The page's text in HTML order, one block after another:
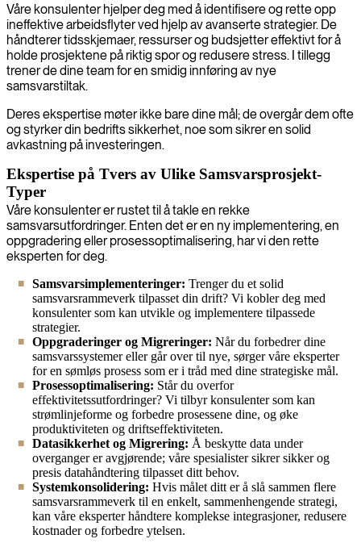
Våre konsulenter hjelper deg med å identifisere og rette opp
ineffektive arbeidsflyter ved hjelp av avanserte strategier. De
håndterer tidsskjemaer, ressurser og budsjetter effektivt for å
holde prosjektene på riktig spor og redusere stress. I tillegg
trener de dine team for en smidig innføring av nye
samsvarstiltak.
Deres ekspertise møter ikke bare dine mål; de overgår dem ofte
og styrker din bedrifts sikkerhet, noe som sikrer en solid
avkastning på investeringen.
Ekspertise på Tvers av Ulike Samsvarsprosjekt-
Typer
Våre konsulenter er rustet til å takle en rekke
samsvarsutfordringer. Enten det er en ny implementering, en
oppgradering eller prosessoptimalisering, har vi den rette
eksperten for deg.
Samsvarsimplementeringer: Trenger du et solid
samsvarsrammeverk tilpasset din drift? Vi kobler deg med
konsulenter som kan utvikle og implementere tilpassede
strategier.
Oppgraderinger og Migreringer: Når du forbedrer dine
samsvarssystemer eller går over til nye, sørger våre eksperter
for en sømløs prosess som er i tråd med dine strategiske mål.
Prosessoptimalisering: Står du overfor
effektivitetssutfordringer? Vi tilbyr konsulenter som kan
strømlinjeforme og forbedre prosessene dine, og øke
produktiviteten og driftseffektiviteten.
Datasikkerhet og Migrering: Å beskytte data under
overganger er avgjørende; våre spesialister sikrer sikker og
presis datahåndtering tilpasset ditt behov.
Systemkonsolidering: Hvis målet ditt er å slå sammen flere
samsvarsrammeverk til en enkelt, sammenhengende strategi,
kan våre eksperter håndtere komplekse integrasjoner, redusere
kostnader og forbedre ytelsen.